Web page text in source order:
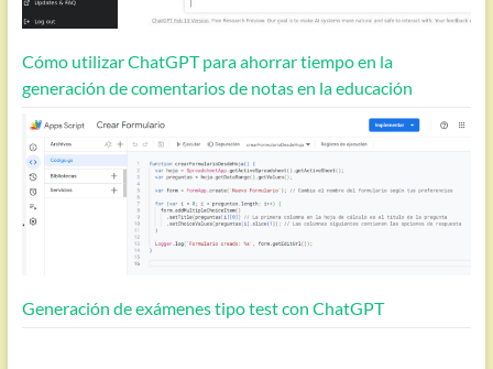
Cómo utilizar ChatGPT para ahorrar tiempo en la
generación de comentarios de notas en la educación
Generación de exámenes tipo test con ChatGPT